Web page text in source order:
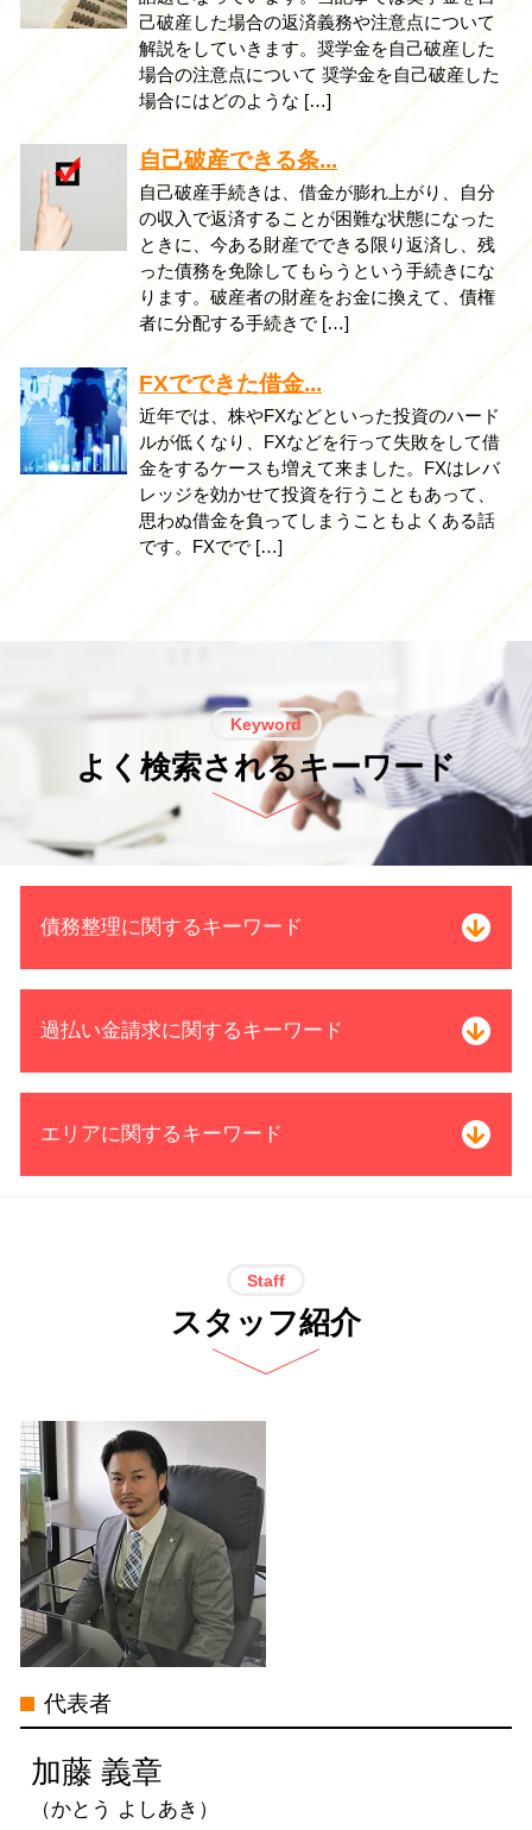
己破産した場合の返済義務や注意点について
解説をしていきます。奨学金を自己破産した
場合の注意点について 奨学金を自己破産した
場合にはどのような […]
自己破産できる条...
自己破産手続きは、借金が膨れ上がり、自分
の収入で返済することが困難な状態になった
ときに、今ある財産でできる限り返済し、残
った債務を免除してもらうという手続きにな
ります。破産者の財産をお金に換えて、債権
者に分配する手続きで […]
FXでできた借金...
近年では、株やFXなどといった投資のハード
ルが低くなり、FXなどを行って失敗をして借
金をするケースも増えて来ました。FXはレバ
レッジを効かせて投資を行うこともあって、
思わぬ借金を負ってしまうこともよくある話
です。FXでで […]
Keyword
よく検索されるキーワード
債務整理に関するキーワード
個人再生 車
借金 自己破産 解決
破産 債務
司法書士 債務整理 メリット
小規模個人再生 デメリット
自己破産 裁判所
借金 債務整理 メリット
特定調停 条件
債務整理 開始 通知
借金 債務整理 ブラックリスト
債務整理 自己破産 連帯保証人
借金 債務整理 悩み 相談
債務整理 種類 メリット デメリット
民事再生 手続き
過払い金請求に関するキーワード
借金 過払い 相談
お金 返還
過払い金 引き直し計算
過払い金 利率
過払い金 取り戻し分
過払い金 取引履歴
過払い金 利息
過払い金 遅延損害金
過払い金 クレジットカード
借金 過払い請求 デメリット
過払い金請求 司法書士 限度額
過払い金 請求 リスク
消費者金融 返済 過払い金
過払い金 訴訟
エリアに関するキーワード
借金問題 司法書士 電話 無料相談 名
借金問題 司法書士 電話 無料相談 愛
阜県
特定調停 司法書士 電話 無料相談 中
村区
過払い金請求 司法書士 電話 無料相談
名古屋市
特定調停 司法書士 電話 無料相談 愛
知県
重県
村区
過払い金請求 司法書士 電話 無料相談
Staff
スタッフ紹介
代表者
加藤 義章
（かとう よしあき）